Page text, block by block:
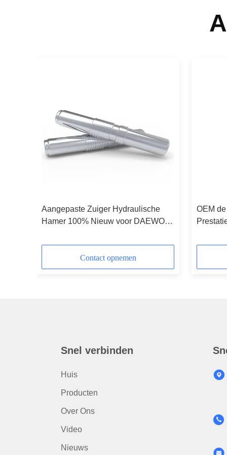
Aangepaste Zuiger Hydraulische
Hamer 100% Nieuw voor DAEWOO
Contact opnemen
OEM
Snel verbinden
Huis
Producten
Over Ons
Video
Nieuws